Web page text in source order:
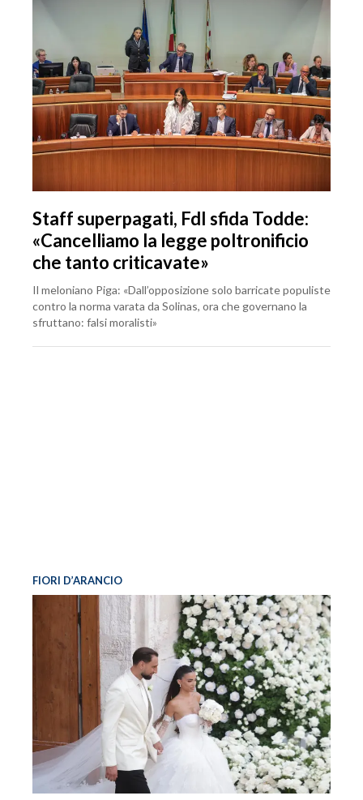
Staff superpagati, FdI sfida Todde:
«Cancelliamo la legge poltronificio
che tanto criticavate»
Il meloniano Piga: «Dall’opposizione solo barricate populiste
contro la norma varata da Solinas, ora che governano la
sfruttano: falsi moralisti»
FIORI D’ARANCIO